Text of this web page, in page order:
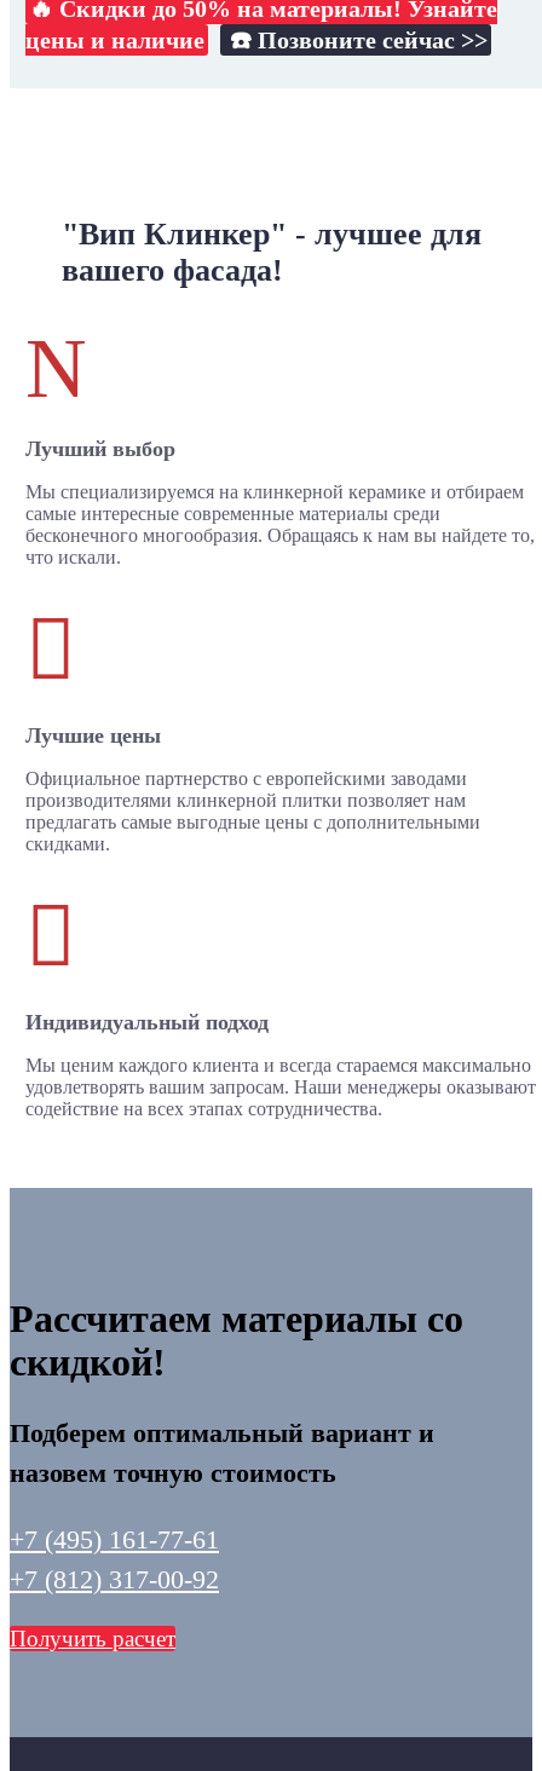
🔥 Скидки до 50% на материалы! Узнайте
цены и наличие
☎️ Позвоните сейчас >>
"Вип Клинкер" - лучшее для
вашего фасада!
N
Лучший выбор
Мы специализируемся на клинкерной керамике и отбираем
самые интересные современные материалы среди
бесконечного многообразия. Обращаясь к нам вы найдете то,
что искали.

Лучшие цены
Официальное партнерство с европейскими заводами
производителями клинкерной плитки позволяет нам
предлагать самые выгодные цены с дополнительными
скидками.

Индивидуальный подход
Мы ценим каждого клиента и всегда стараемся максимально
удовлетворять вашим запросам. Наши менеджеры оказывают
содействие на всех этапах сотрудничества.
Рассчитаем материалы со
скидкой!
Подберем оптимальный вариант и
назовем точную стоимость
+7 (495) 161-77-61
+7 (812) 317-00-92
Получить расчет